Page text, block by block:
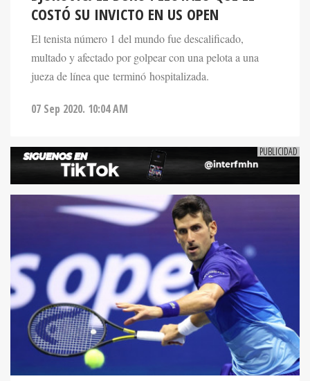
COSTÓ SU INVICTO EN US OPEN
El tenista número 1 del mundo fue descalificado,
multado y afectado por golpear con una pelota a una
jueza de línea que terminó hospitalizada.
07 Sep 2020. 10:04 AM